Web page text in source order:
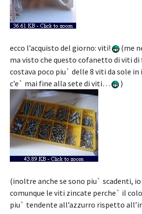
ecco l’acquisto del giorno: viti!
(me
ma visto che questo cofanetto di viti
costava poco piu` delle 8 viti da sole in
c’e` mai fine alla sete di viti…
)
(inoltre anche se sono piu` scadenti,
comunque le viti zincate perche` il
piu` tendente all’azzurro rispetto